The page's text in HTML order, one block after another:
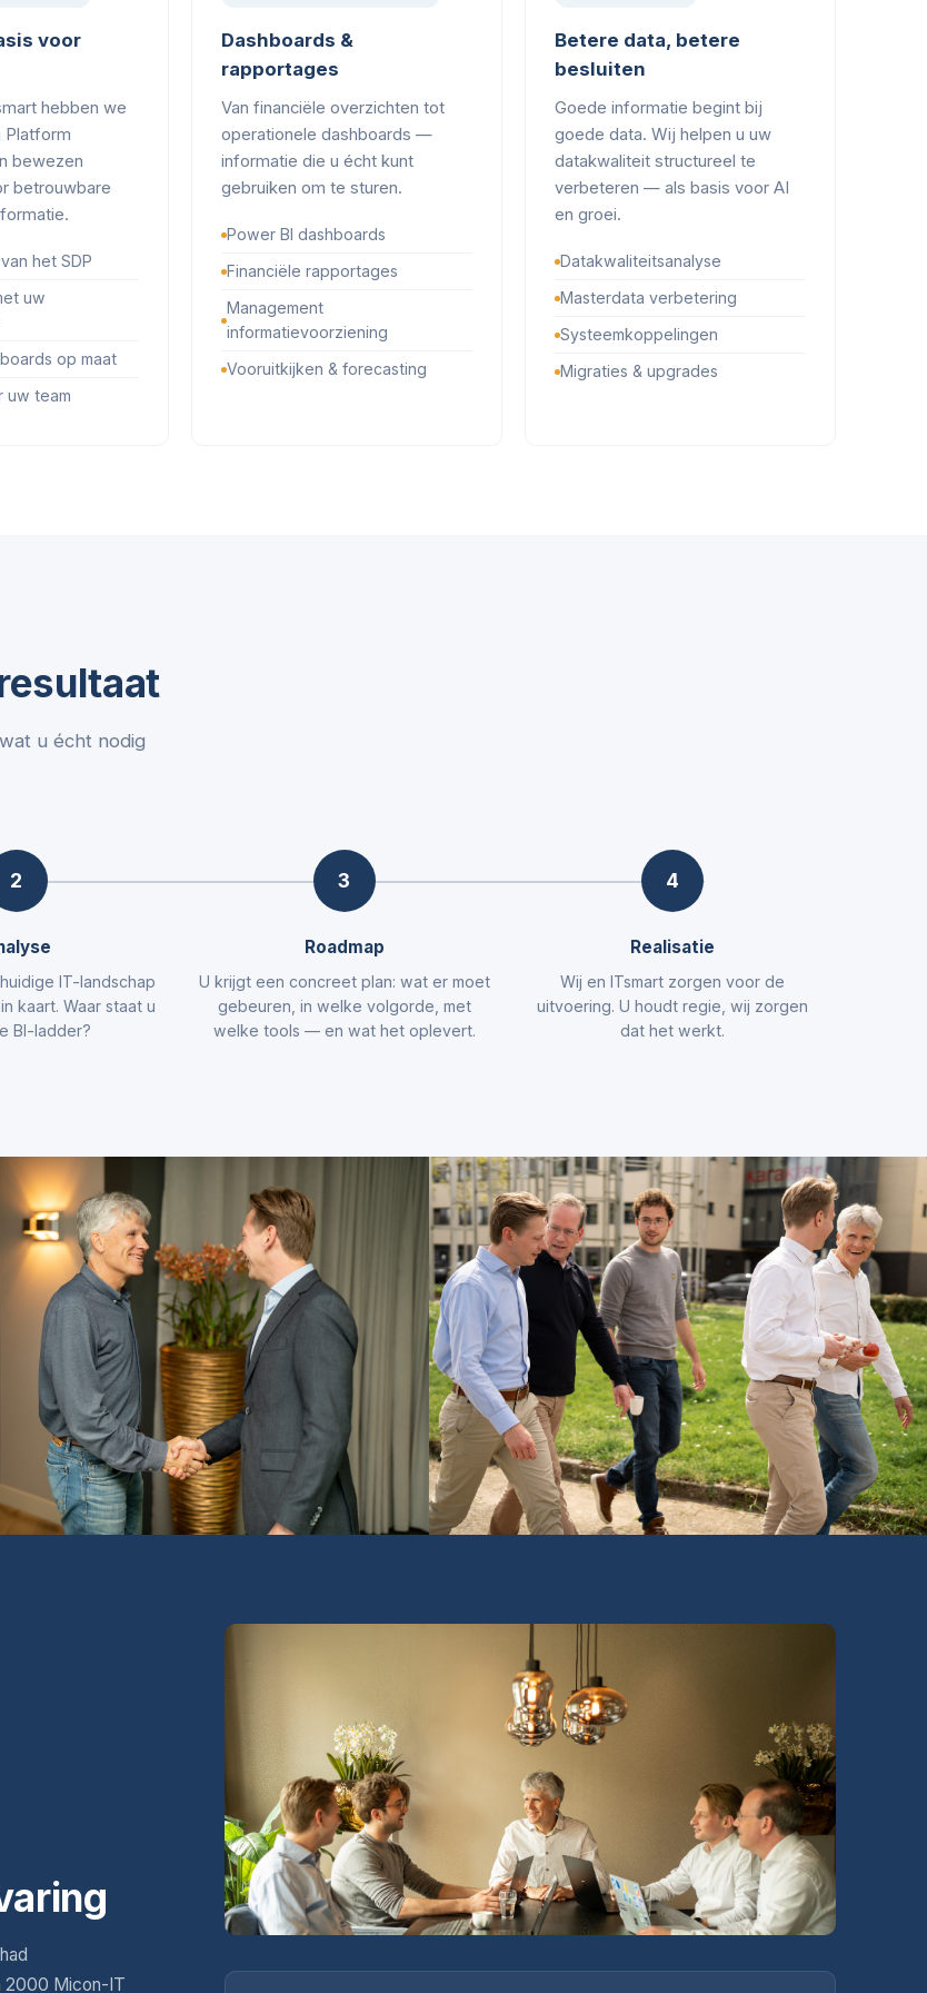
voor
hebben we
Platform
bewezen
betrouwbare
het SDP
uw
op maat
uw team
Dashboards &
rapportages
Van financiële overzichten tot
operationele dashboards —
informatie die u écht kunt
gebruiken om te sturen.
Power BI dashboards
Financiële rapportages
Management
informatievoorziening
Vooruitkijken & forecasting
Betere data, betere
besluiten
Goede informatie begint bij
goede data. Wij helpen u uw
datakwaliteit structureel te
verbeteren — als basis voor AI
en groei.
Datakwaliteitsanalyse
Masterdata verbetering
Systeemkoppelingen
Migraties & upgrades
u écht nodig
2
IT-landschap
kaart. Waar staat u
BI-ladder?
3
Roadmap
U krijgt een concreet plan: wat er moet
gebeuren, in welke volgorde, met
welke tools — en wat het oplevert.
4
Realisatie
Wij en ITsmart zorgen voor de
uitvoering. U houdt regie, wij zorgen
dat het werkt.
2000 Micon-IT